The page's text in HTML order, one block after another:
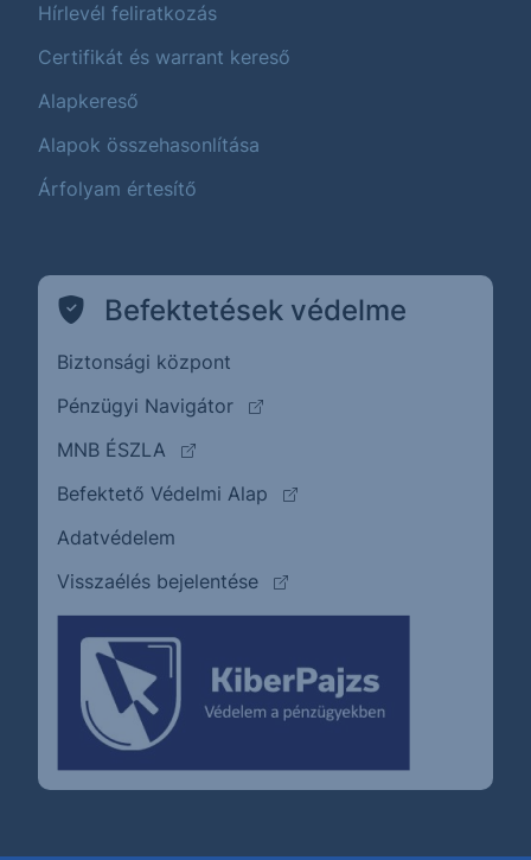
Hírlevél feliratkozás
Certifikát és warrant kereső
Alapkereső
Alapok összehasonlítása
Árfolyam értesítő
Befektetések védelme
Biztonsági központ
Pénzügyi Navigátor
(külső oldalra ugrik)
MNB ÉSZLA
(külső oldalra ugrik)
Befektető Védelmi Alap
(külső oldalra ugrik)
Adatvédelem
Visszaélés bejelentése
(külső oldalra ugrik)